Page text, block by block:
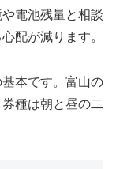
電池残量と相談
配が減ります。
本です。富山の
種は朝と昼の二